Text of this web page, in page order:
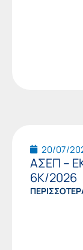
20/07/
ΑΣΕΠ –
6Κ/2026